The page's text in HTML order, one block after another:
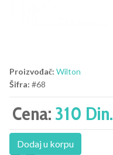
Proizvođač: Wilton
Šifra: #68
Cena:310 Din.
Dodaj u korpu